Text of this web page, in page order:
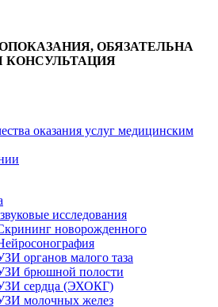
ОБЯЗАТЕЛЬНА
КОНСУЛЬТАЦИЯ
оказания услуг медицинским
исследования
новорожденного
органов малого таза
брюшной полости
сердца (ЭХОКГ)
молочных желез